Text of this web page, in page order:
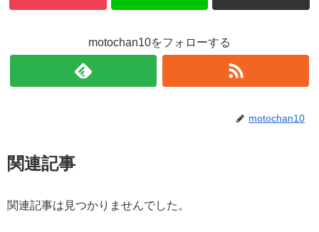
motochan10をフォローする
motochan10
関連記事
関連記事は見つかりませんでした。